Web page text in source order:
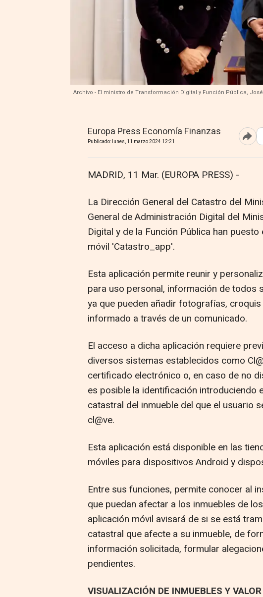
Archivo - El ministro de Transformación Digital y Función Pública,
Europa Press Economía Finanzas
Publicado: lunes, 11 marzo 2024 12:21
MADRID, 11 Mar. (EUROPA PRESS) -
La Dirección General del Catastro del
General de Administración Digital del
Digital y de la Función Pública han
móvil 'Catastro_app'.
Esta aplicación permite reunir y
para uso personal, información de todos
ya que pueden añadir fotografías,
informado a través de un comunicado.
El acceso a dicha aplicación requiere
diversos sistemas establecidos como
certificado electrónico o, en caso de no
es posible la identificación introduciendo
catastral del inmueble del que el usuario
cl@ve.
Esta aplicación está disponible en las
móviles para dispositivos Android y
Entre sus funciones, permite conocer al
que puedan afectar a los inmuebles de
aplicación móvil avisará de si se está
catastral que afecte a su inmueble, de
información solicitada, formular
pendientes.
VISUALIZACIÓN DE INMUEBLES Y